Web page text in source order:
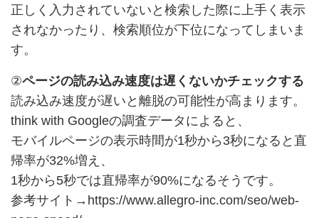
正しく入力されていないと検索した際に上手く表示
されなかったり、検索順位が下位になってしまいま
す。
②ページの読み込み速度は遅くないかチェックする
読み込み速度が遅いと離脱の可能性が高まります。
think with Googleの調査データによると、
モバイルページの表示時間が1秒から3秒になると直
帰率が32%増え、
1秒から5秒では直帰率が90%になるそうです。
参考サイト→ https://www.allegro-inc.com/seo/web-